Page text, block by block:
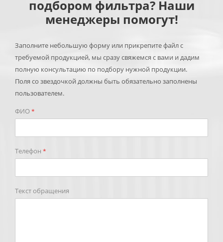
подбором фильтра? Наши
менеджеры помогут!
Заполните небольшую форму или прикрепите файл с
требуемой продукцией, мы сразу свяжемся с вами и дадим
полную консультацию по подбору нужной продукции.
Поля со звездочкой должны быть обязательно заполнены
пользователем.
ФИО*
Телефон *
Текст обращения